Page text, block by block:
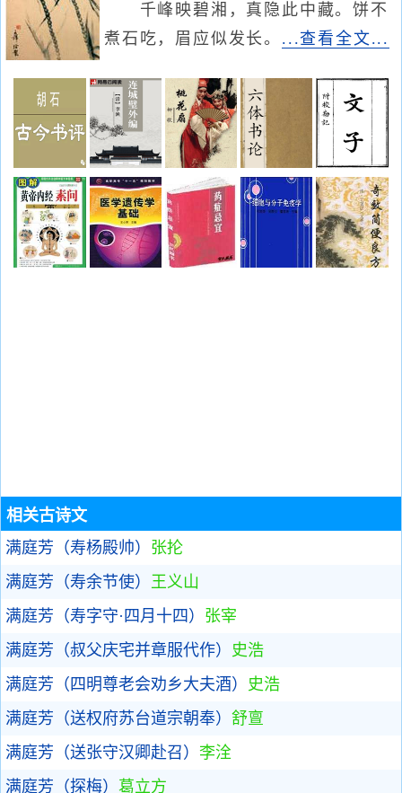
千峰映碧湘，真隐此中藏。饼不
煮石吃，眉应似发长。 ...查看全文...
相关古诗文
满庭芳（寿杨殿帅） 张抡
满庭芳（寿余节使） 王义山
满庭芳（寿字守·四月十四） 张宰
满庭芳（叔父庆宅并章服代作） 史浩
满庭芳（四明尊老会劝乡大夫酒） 史浩
满庭芳（送权府苏台道宗朝奉） 舒亶
满庭芳（送张守汉卿赴召） 李洤
满庭芳（探梅） 葛立方